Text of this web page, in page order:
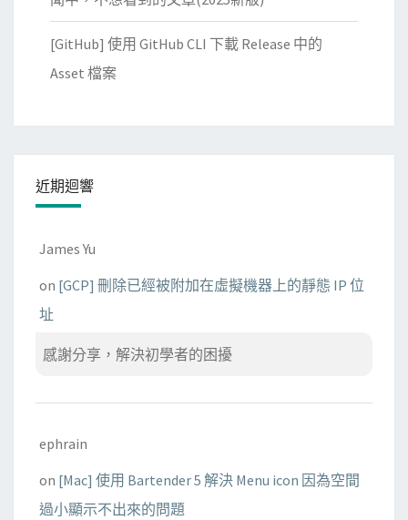
[GitHub] 使用 GitHub CLI 下載 Release 中的
Asset 檔案
近期迴響
James Yu
on [GCP] 刪除已經被附加在虛擬機器上的靜態 IP 位
址
感謝分享，解決初學者的困擾
ephrain
on [Mac] 使用 Bartender 5 解決 Menu icon 因為空間
過小顯示不出來的問題